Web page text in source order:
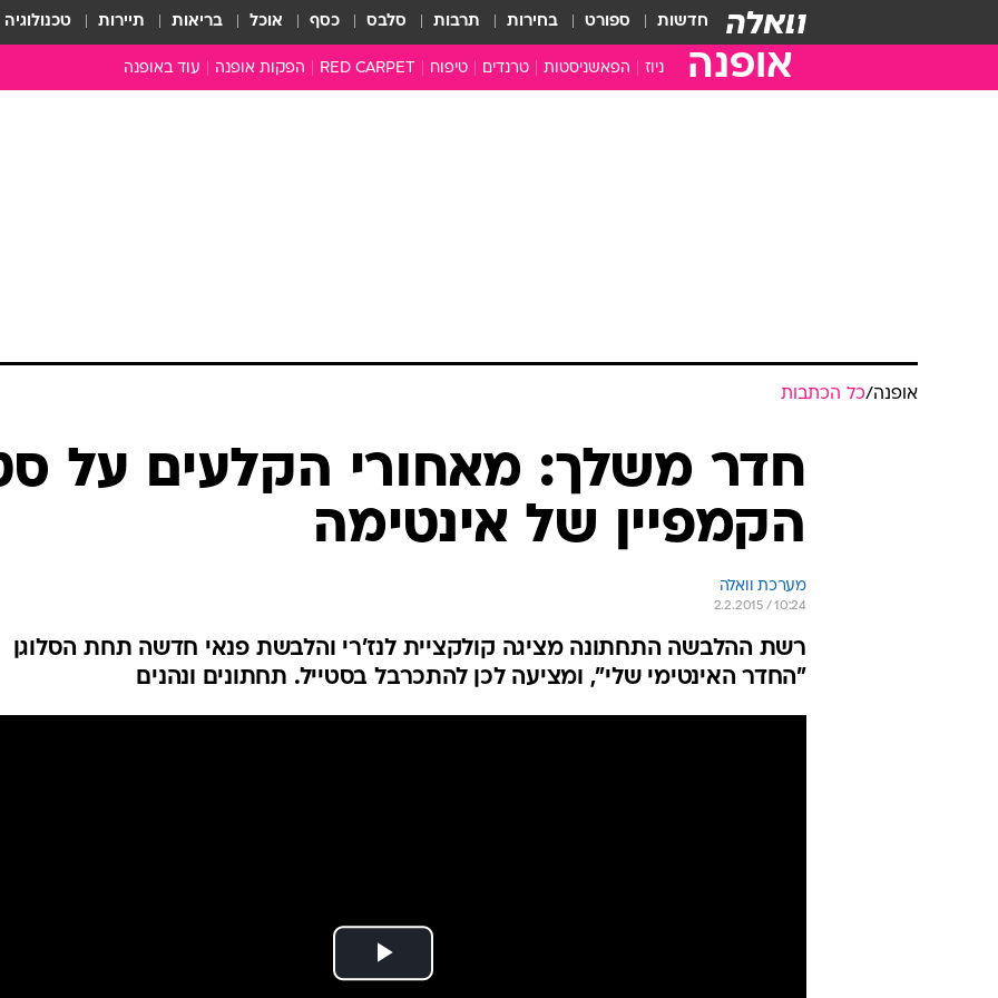
חדשות ספורט בחירות תרבות סלבס כסף אוכל בריאות תיירות טכנולוגיה
אופנה ניוז הפאשניסטות טרנדים טיפוח RED CARPET הפקות אופנה עוד באופנה
סבתא שיק
שמלות כלה
אופנה/כל הכתבות
חדר משלך: מאחורי הקלעים על
הקמפיין של אינטימה
מערכת וואלה
2.2.2015 / 10:24
רשת ההלבשה התחתונה מציגה קולקציית לנז'רי והלבשת פנאי חדשה תחת הסלוגן
"החדר האינטימי שלי", ומציעה לכן להתכרבל בסטייל. תחתונים ונהנים